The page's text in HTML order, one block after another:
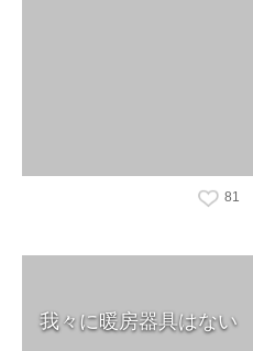
81
我々に暖房器具はない